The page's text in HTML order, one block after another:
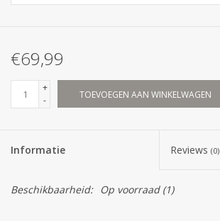
€69,99
+
-
TOEVOEGEN AAN WINKELWAGEN
Informatie Reviews (0)
Beschikbaarheid: Op voorraad(1)